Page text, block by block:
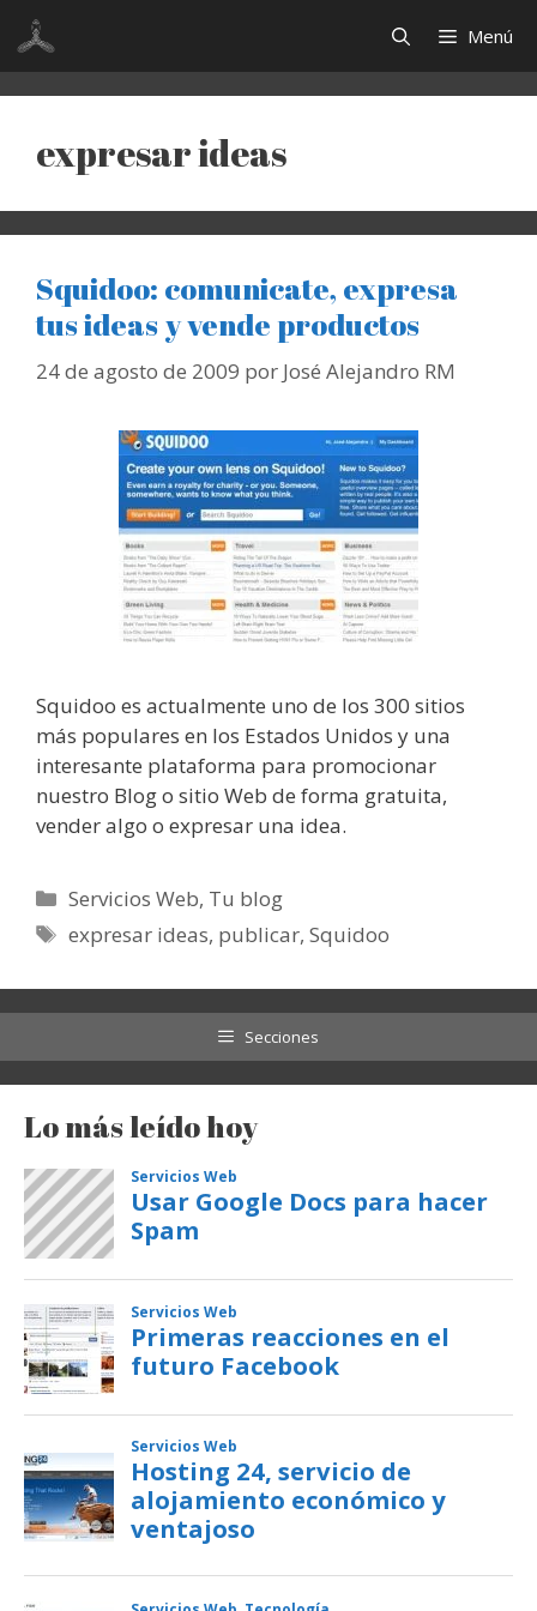
Saltar
contenido
Menú
expresar ideas
Squidoo: comunicate, expresa
tus ideas y vende productos
24 de agosto de 2009 por José Alejandro RM
Squidoo es actualmente uno de los 300 sitios
más populares en los Estados Unidos y una
interesante plataforma para promocionar
nuestro Blog o sitio Web de forma gratuita,
vender algo o expresar una idea.
Categorías
Servicios Web, Tu blog
Etiquetas
expresar ideas, publicar,Squidoo
Secciones
Lo más leído hoy